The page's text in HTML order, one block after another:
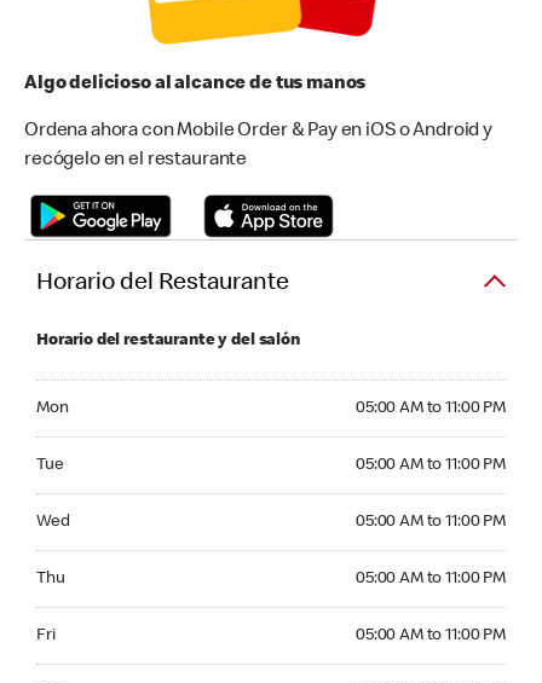
Algo delicioso al alcance de tus manos
Ordena ahora con Mobile Order & Pay en iOS o Android y
recógelo en el restaurante
Horario del Restaurante
Horario del restaurante y del salón
Mon 05:00 AM to 11:00 PM
Tue 05:00 AM to 11:00 PM
Wed 05:00 AM to 11:00 PM
Thu 05:00 AM to 11:00 PM
Fri 05:00 AM to 11:00 PM